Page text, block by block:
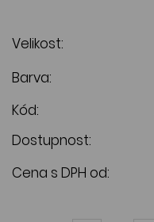
Velikost:
Barva:
Kód:
Dostupnost:
Cena s DPH od: